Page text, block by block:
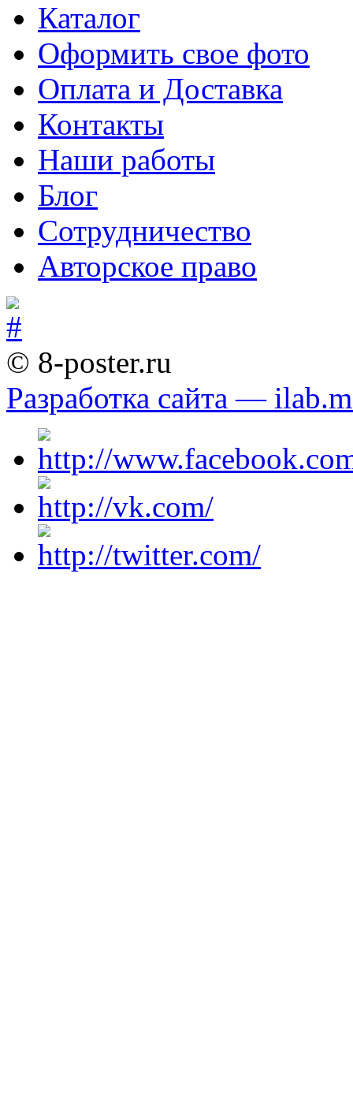
Каталог
Оформить свое фото
Оплата и Доставка
Контакты
Наши работы
Блог
Сотрудничество
Авторское право
© 8-poster.ru
Разработка сайта —